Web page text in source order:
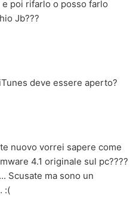
poi rifarlo o posso farlo
Jb???
deve essere aperto?
nuovo vorrei sapere come
4.1 originale sul pc????
Scusate ma sono un
:(